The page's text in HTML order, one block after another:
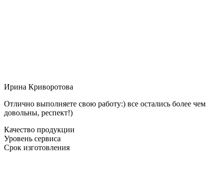
Ирина Криворотова
Отлично выполняете свою работу:) все остались более чем
довольны, респект!)
Качество продукции
Уровень сервиса
Срок изготовления